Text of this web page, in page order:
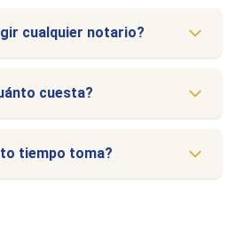
cualquier notario?
cuesta?
tiempo toma?